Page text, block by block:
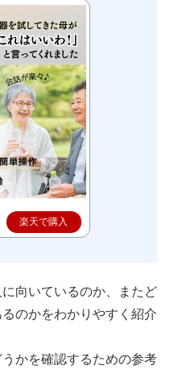
楽天で購入
向いているのか、またど
のかをわかりやすく紹介
かを確認するための参考